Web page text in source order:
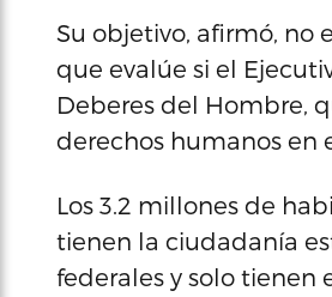
Su objetivo, afirmó, no
que evalúe si el
Deberes del Hombre,
derechos humanos en
Los 3.2 millones de
tienen la ciudadanía
federales y solo tienen